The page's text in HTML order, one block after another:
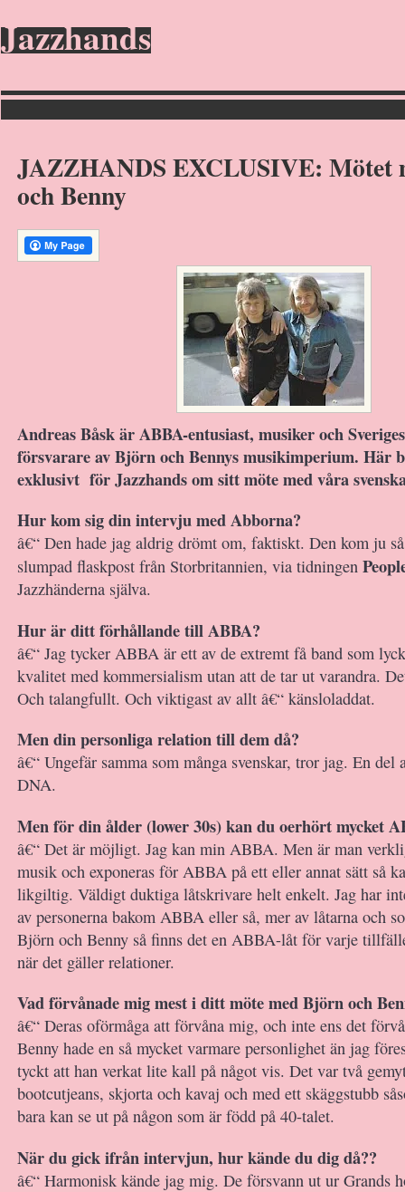
Jazzhands
JAZZHANDS EXCLUSIVE: Mötet
och Benny
Andreas Båsk är ABBA-entusiast, musiker och
försvarare av Björn och Bennys musikimperium. Här
exklusivt för Jazzhands om sitt möte med våra
Hur kom sig din intervju med Abborna?
â€“ Den hade jag aldrig drömt om, faktiskt. Den kom ju
slumpad flaskpost från Storbritannien, via tidningen
Jazzhänderna själva.
Hur är ditt förhållande till ABBA?
â€“ Jag tycker ABBA är ett av de extremt få band som
kvalitet med kommersialism utan att de tar ut varandra.
Och talangfullt. Och viktigast av allt â€“ känsloladdat.
Men din personliga relation till dem då?
â€“ Ungefär samma som många svenskar, tror jag. En
DNA.
Men för din ålder (lower 30s) kan du oerhört mycket
â€“ Det är möjligt. Jag kan min ABBA. Men är man
musik och exponeras för ABBA på ett eller annat sätt så
likgiltig. Väldigt duktiga låtskrivare helt enkelt. Jag har
av personerna bakom ABBA eller så, mer av låtarna och
Björn och Benny så finns det en ABBA-låt för varje
när det gäller relationer.
Vad förvånade mig mest i ditt möte med Björn och
â€“ Deras oförmåga att förvåna mig, och inte ens det
Benny hade en så mycket varmare personlighet än jag
tyckt att han verkat lite kall på något vis. Det var två
bootcutjeans, skjorta och kavaj och med ett skäggstubb
bara kan se ut på någon som är född på 40-talet.
När du gick ifrån intervjun, hur kände du dig då??
â€“ Harmonisk kände jag mig. De försvann ut ur Grands